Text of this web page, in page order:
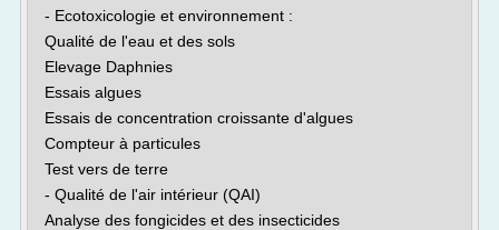
- Ecotoxicologie et environnement :
Qualité de l'eau et des sols
Elevage Daphnies
Essais algues
Essais de concentration croissante d'algues
Compteur à particules
Test vers de terre
- Qualité de l'air intérieur (QAI)
Analyse des fongicides et des insecticides